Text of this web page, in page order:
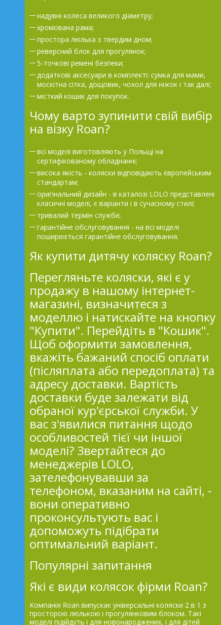
надувні колеса великого діаметру;
хромована рама;
простора люлька з твердим дном;
реверсний блок для прогулянок;
5-точкові ремені безпеки;
додаткові аксесуари в комплекті: сумка для мами,
москітна сітка, дощовик, чохол для ніжок і так далі;
місткий кошик для покупок.
Чому варто зупинити свій вибір
на візку Roan?
всі моделі виготовляють у Польщі на
сертифікованому обладнанні;
висока якість - коляски відповідають європейським
стандартам;
оригінальний дизайн - в каталозі LOLO представлені
класичні моделі, є варіанти і в сучасному стилі;
тривалий термін служби;
гарантійне обслуговування - на всі моделі
поширюється гарантійне обслуговування.
Як купити дитячу коляску Roan?
Перегляньте коляски, які є у
продажу в нашому інтернет-
магазині, визначитеся з
моделлю і натискайте на кнопку
"Купити". Перейдіть в "Кошик".
Щоб оформити замовлення,
вкажіть бажаний спосіб оплати
(післяплата або передоплата) та
адресу доставки. Вартість
доставки буде залежати від
обраної кур'єрської служби. У
вас з'явилися питання щодо
особливостей тієї чи іншої
моделі? Звертайтеся до
менеджерів LOLO,
зателефонувавши за
телефоном, вказаним на сайті, -
вони оперативно
проконсультують вас і
допоможуть підібрати
оптимальний варіант.
Популярні запитання
Які є види колясок фірми Roan?
Компанія Roan випускає універсальні коляски 2 в 1 з
просторою люлькою і прогулянковим блоком. Такі
моделі підійдуть і для новонароджених, і для дітей